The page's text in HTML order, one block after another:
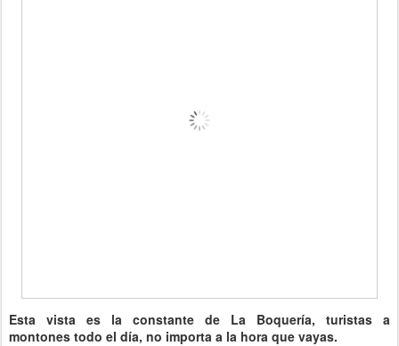
Esta vista es la constante de La Boquería, turistas a
montones todo el día, no importa a la hora que vayas.